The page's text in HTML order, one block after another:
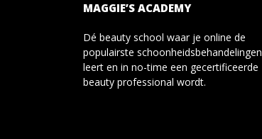
MAGGIE’S ACADEMY
Dé beauty school waar je online de
populairste schoonheidsbehandelingen
leert en in no-time een gecertificeerde
beauty professional wordt.